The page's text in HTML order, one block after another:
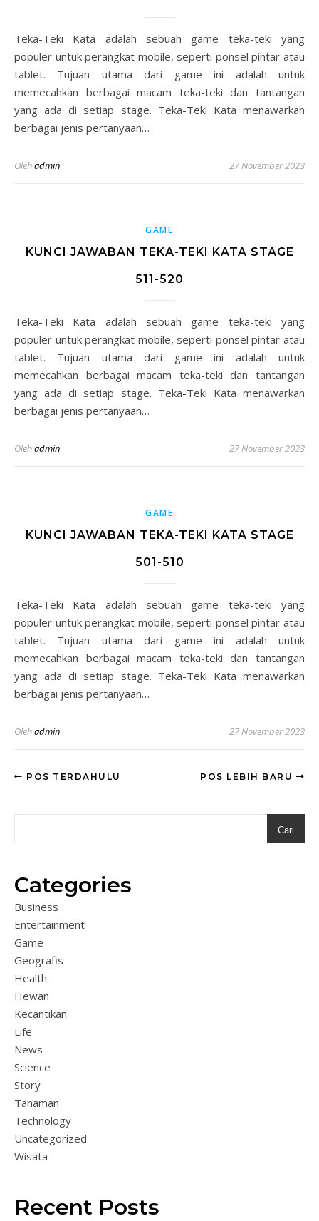
Teka-Teki Kata adalah sebuah game teka-teki yang
populer untuk perangkat mobile, seperti ponsel pintar atau
tablet. Tujuan utama dari game ini adalah untuk
memecahkan berbagai macam teka-teki dan tantangan
yang ada di setiap stage. Teka-Teki Kata menawarkan
berbagai jenis pertanyaan…
Olehadmin 27 November 2023
GAME
KUNCI JAWABAN TEKA-TEKI KATA STAGE
511-520
Teka-Teki Kata adalah sebuah game teka-teki yang
populer untuk perangkat mobile, seperti ponsel pintar atau
tablet. Tujuan utama dari game ini adalah untuk
memecahkan berbagai macam teka-teki dan tantangan
yang ada di setiap stage. Teka-Teki Kata menawarkan
berbagai jenis pertanyaan…
Olehadmin 27 November 2023
GAME
KUNCI JAWABAN TEKA-TEKI KATA STAGE
501-510
Teka-Teki Kata adalah sebuah game teka-teki yang
populer untuk perangkat mobile, seperti ponsel pintar atau
tablet. Tujuan utama dari game ini adalah untuk
memecahkan berbagai macam teka-teki dan tantangan
yang ada di setiap stage. Teka-Teki Kata menawarkan
berbagai jenis pertanyaan…
Olehadmin 27 November 2023
POS TERDAHULU POS LEBIH BARU
Cari
Categories
Business
Entertainment
Game
Geografis
Health
Hewan
Kecantikan
Life
News
Science
Story
Tanaman
Technology
Uncategorized
Wisata
Recent Posts